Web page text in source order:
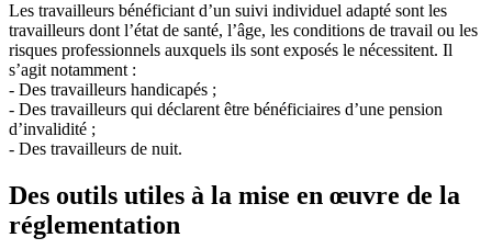
Les travailleurs bénéficiant d’un suivi individuel adapté sont les
travailleurs dont l’état de santé, l’âge, les conditions de travail ou les
risques professionnels auxquels ils sont exposés le nécessitent. Il
s’agit notamment :
- Des travailleurs handicapés ;
- Des travailleurs qui déclarent être bénéficiaires d’une pension
d’invalidité ;
- Des travailleurs de nuit.
Des outils utiles à la mise en œuvre de la
réglementation